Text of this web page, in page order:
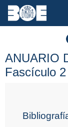
ANUARIO
Fascículo 2